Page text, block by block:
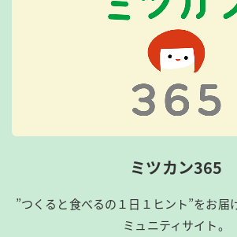
ミツカン365
”つくると食べるの１日１ヒント”をお届
ミュニティサイト。